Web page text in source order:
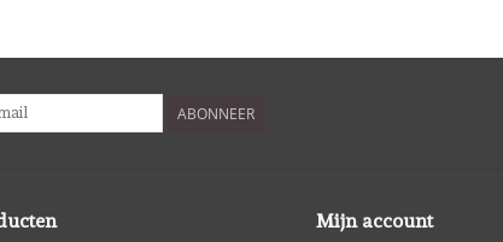
ABONNEER
Mijn account